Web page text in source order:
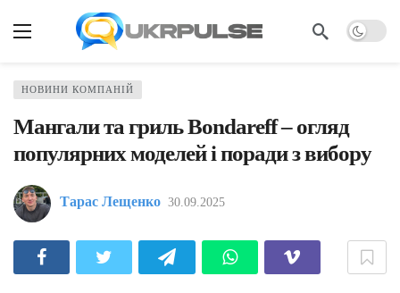
НОВИНИ КОМПАНІЙ
Мангали та гриль Bondareff – огляд
популярних моделей і поради з вибору
Тарас Лещенко 30.09.2025